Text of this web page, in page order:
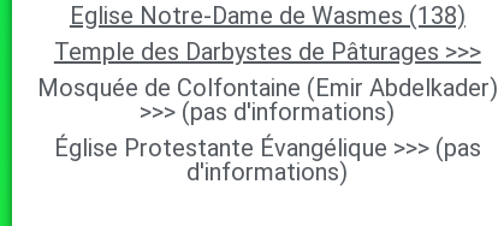
Eglise Notre-Dame de Wasmes (138)
Temple des Darbystes de Pâturages >>>
Mosquée de Colfontaine (Emir Abdelkader)
>>> (pas d'informations)
Église Protestante Évangélique >>> (pas
d'informations)